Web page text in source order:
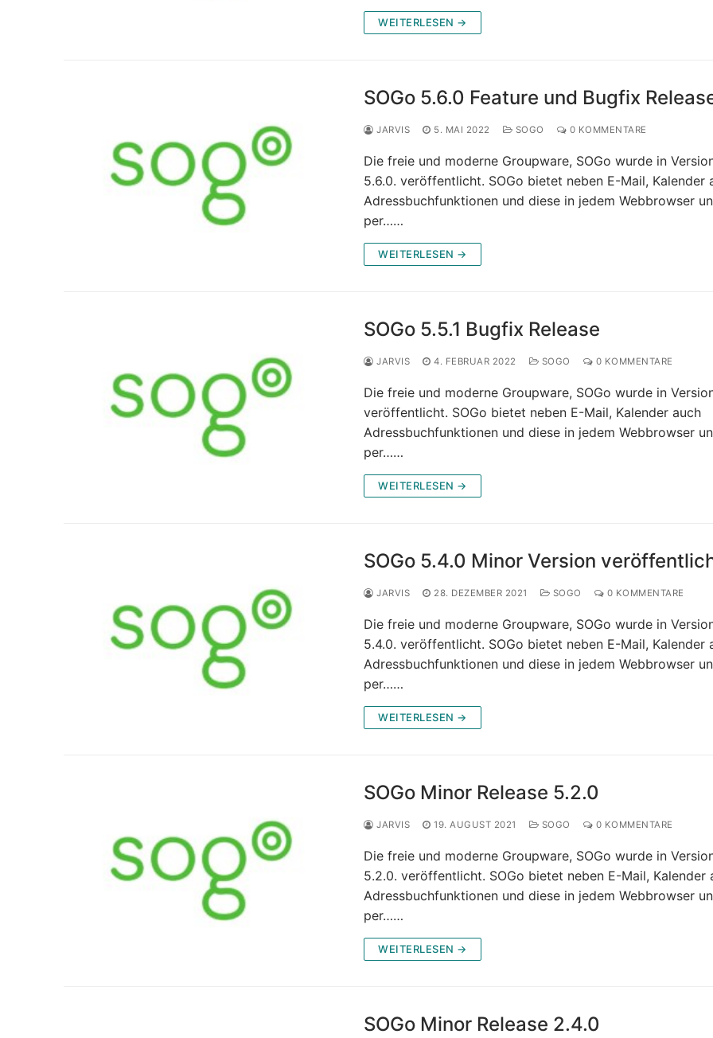
WEITERLESEN →
SOGo 5.6.0 Feature und Bugfix
JARVIS 5. MAI 2022 SOGO 0 KOMMENTARE
Die freie und moderne Groupware, SOGo wurde in
5.6.0. veröffentlicht. SOGo bietet neben E-Mail, Kalender
Adressbuchfunktionen und diese in jedem Webbrowser
per……
WEITERLESEN →
SOGo 5.5.1 Bugfix Release
JARVIS 4. FEBRUAR 2022 SOGO 0 KOMMENTARE
Die freie und moderne Groupware, SOGo wurde in
veröffentlicht. SOGo bietet neben E-Mail, Kalender auch
Adressbuchfunktionen und diese in jedem Webbrowser
per……
WEITERLESEN →
SOGo 5.4.0 Minor Version
JARVIS 28. DEZEMBER 2021 SOGO 0 KOMMENTARE
Die freie und moderne Groupware, SOGo wurde in
5.4.0. veröffentlicht. SOGo bietet neben E-Mail, Kalender
Adressbuchfunktionen und diese in jedem Webbrowser
per……
WEITERLESEN →
SOGo Minor Release 5.2.0
JARVIS 19. AUGUST 2021 SOGO 0 KOMMENTARE
Die freie und moderne Groupware, SOGo wurde in
5.2.0. veröffentlicht. SOGo bietet neben E-Mail, Kalender
Adressbuchfunktionen und diese in jedem Webbrowser
per……
WEITERLESEN →
SOGo Minor Release 2.4.0